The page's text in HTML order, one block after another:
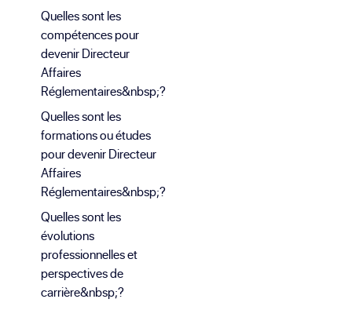
Quelles sont les
compétences pour
devenir Directeur
Affaires
Réglementaires&nbsp;?
Quelles sont les
formations ou études
pour devenir Directeur
Affaires
Réglementaires&nbsp;?
Quelles sont les
évolutions
professionnelles et
perspectives de
carrière&nbsp;?